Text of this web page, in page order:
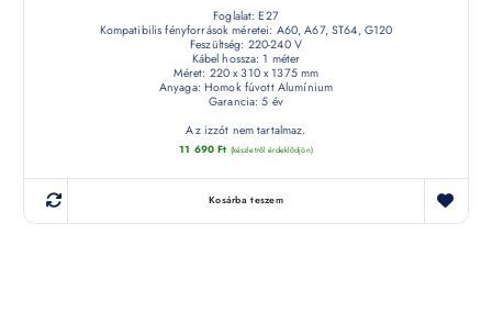
Foglalat: E27
Kompatibilis fényforrások méretei: A60, A67, ST64, G120
Feszültség: 220-240 V
Kábel hossza: 1 méter
Méret: 220 x 310 x 1375 mm
Anyaga: Homok fúvott Alumínium
Garancia: 5 év
Az izzót nem tartalmaz.
11 690Ft (készletről érdeklődjön)
Kosárba teszem